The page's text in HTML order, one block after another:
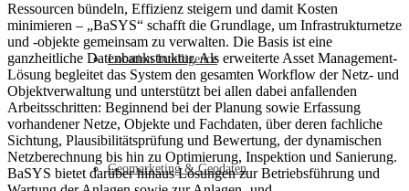
Location Intelligence
Geomarketing & Geodaten
Ressourcen bündeln, Effizienz steigern und damit Kosten
minimieren – „BaSYS“ schafft die Grundlage, um Infrastrukturnetze
und -objekte gemeinsam zu verwalten. Die Basis ist eine
ganzheitliche Datenbankstruktur. Als erweiterte Asset Management-
Lösung begleitet das System den gesamten Workflow der Netz- und
Objektverwaltung und unterstützt bei allen dabei anfallenden
Arbeitsschritten: Beginnend bei der Planung sowie Erfassung
vorhandener Netze, Objekte und Fachdaten, über deren fachliche
Sichtung, Plausibilitätsprüfung und Bewertung, der dynamischen
Netzberechnung bis hin zu Optimierung, Inspektion und Sanierung.
BaSYS bietet darüber hinaus Lösungen zur Betriebsführung und